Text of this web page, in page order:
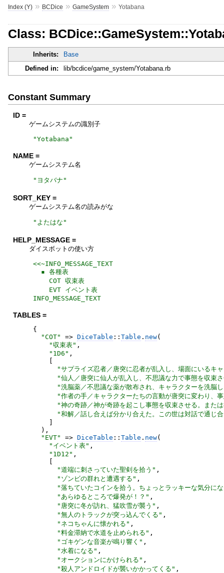
Index (Y)» BCDice » GameSystem» Yotabana
Class:
Inherits:
Base
Defined in:
lib/bcdice/game_system/Yotabana.rb
Constant Summary
ID =
ゲームシステムの識別子
"Yotabana "
NAME =
ゲームシステム名
" ヨタバナ "
SORT_KEY =
ゲームシステム名の読みがな
" よたはな "
HELP_MESSAGE =
ダイスボットの使い方
<<~INFO_MESSAGE_TEXT
  ▪️ 各種表
    COT 収束表
    EVT イベント表
INFO_MESSAGE_TEXT
TABLES =
{
"COT" => DiceTable :: Table . new(
" 収束表" ,
" 1D6 " ,
"サプライズ忍者／唐突に忍者が乱入し、場面にいるキ
"仙人／唐突に仙人が乱入し、不思議な力で事態を収束
"洗脳薬／不思議な薬が散布され、キャラクターを洗脳
"作者の手／キャラクターたちの言動が唐突に変わり、
"神の奇跡／神が奇跡を起こし事態を収束させる。また
"和解／話し合えば分かり合えた。この世は対話で通じ
) ,
" EVT" => DiceTable :: Table . new(
" イベント表" ,
" 1D12 " ,
"道端に刺さっていた聖剣を拾う " ,
" ゾンビの群れと遭遇する " ,
"落ちていたコインを拾う。ちょっとラッキーな気分に
" あらゆるところで爆発が！？ " ,
" 唐突に冬が訪れ、猛吹雪が襲う " ,
"無人のトラックが突っ込んでくる " ,
" ネコちゃんに懐かれる " ,
"料金滞納で水道を止められる " ,
" ゴキゲンな音楽が鳴り響く " ,
"水着になる " ,
" オークションにかけられる " ,
"殺人アンドロイドが襲いかかってくる " ,